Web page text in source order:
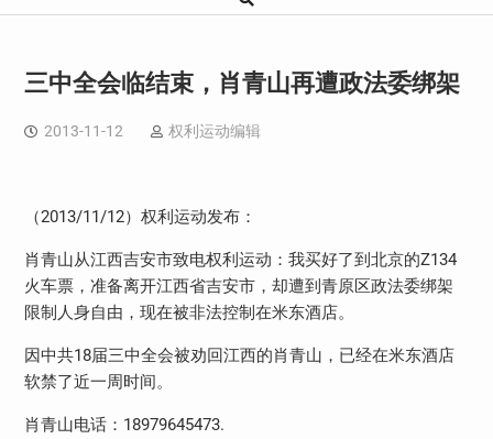
三中全会临结束，肖青山再遭政法委绑架
2013-11-12 权利运动编辑
（2013/11/12）权利运动发布：
肖青山从江西吉安市致电权利运动：我买好了到北京的Z134
火车票，准备离开江西省吉安市，却遭到青原区政法委绑架
限制人身自由，现在被非法控制在米东酒店。
因中共18届三中全会被劝回江西的肖青山，已经在米东酒店
软禁了近一周时间。
肖青山电话： 18979645473.